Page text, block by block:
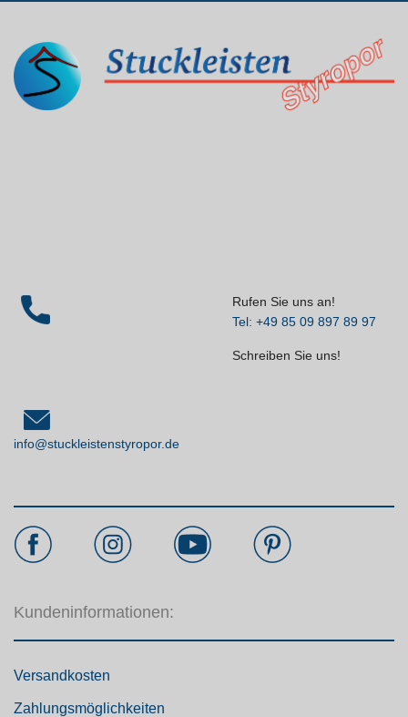
Rufen Sie uns an!
Tel: +49 85 09 897 89 97
Schreiben Sie uns!
info@stuckleistenstyropor.de
Kundeninformationen:
Versandkosten
Zahlungsmöglichkeiten